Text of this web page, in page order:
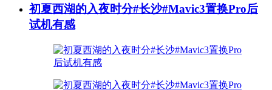
初夏西湖的入夜时分#长沙#Mavic3置换Pro后
试机有感